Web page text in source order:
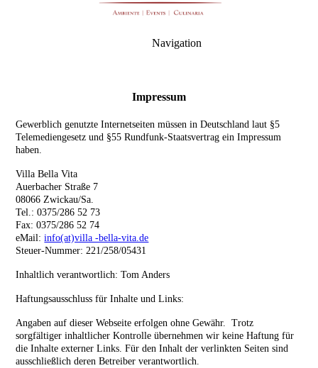
Navigation
Impressum
Gewerblich genutzte Internetseiten müssen in Deutschland laut §5
Telemediengesetz und §55 Rundfunk-Staatsvertrag ein Impressum
haben.
Villa Bella Vita
Auerbacher Straße 7
08066 Zwickau/Sa.
Tel.: 0375/286 52 73
Fax: 0375/286 52 74
eMail:info(at)villa -bella-vita.de
Steuer-Nummer: 221/258/05431
Inhaltlich verantwortlich: Tom Anders
Haftungsausschluss für Inhalte und Links:
Angaben auf dieser Webseite erfolgen ohne Gewähr. Trotz
sorgfältiger inhaltlicher Kontrolle übernehmen wir keine Haftung für
die Inhalte externer Links. Für den Inhalt der verlinkten Seiten sind
ausschließlich deren Betreiber verantwortlich.